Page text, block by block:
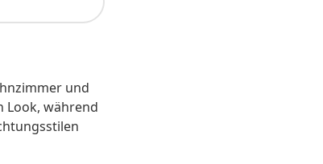
und
Look, während